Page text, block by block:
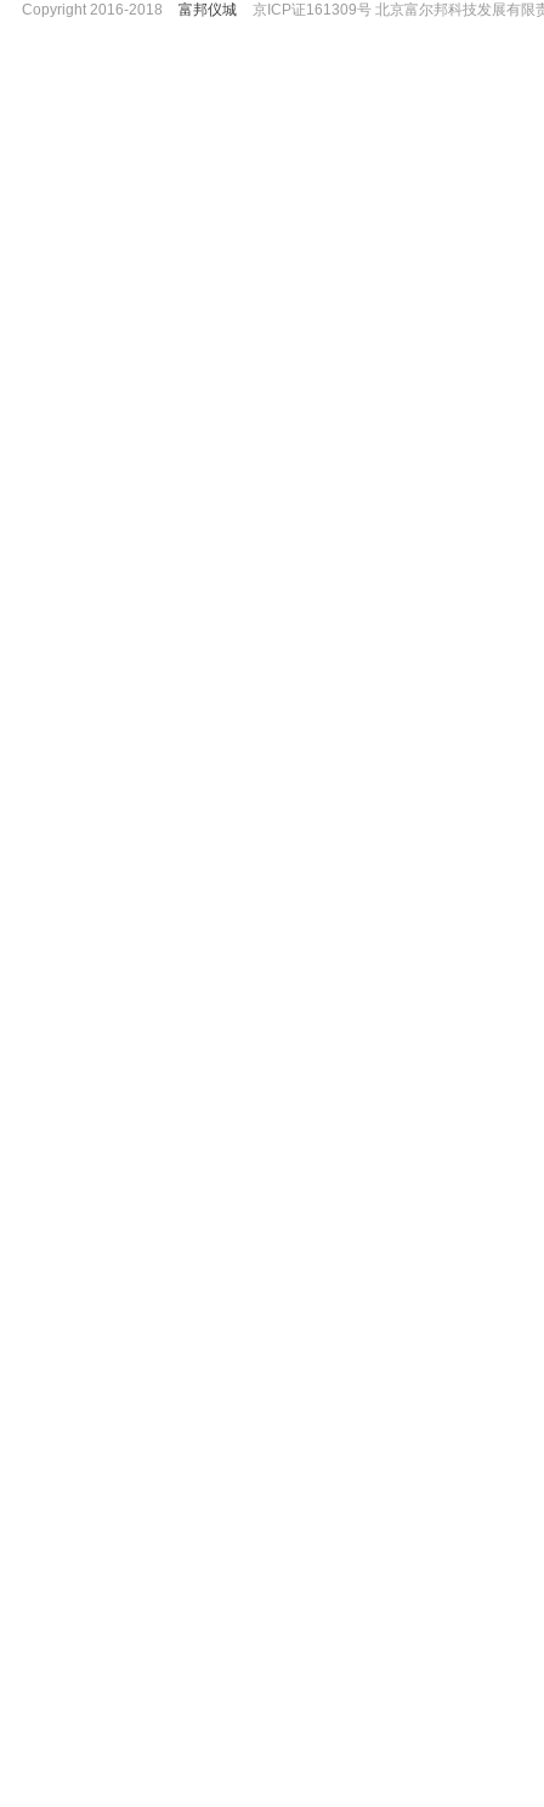
Copyright 2016-2018
富邦仪城 京ICP证161309号 北京富尔邦科技发展有